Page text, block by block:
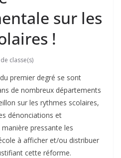
sur les
!
classe(s)
premier degré se sont
de nombreux départements
sur les rythmes scolaires,
dénonciations et
pressante les
à afficher et/ou distribuer
cette réforme.